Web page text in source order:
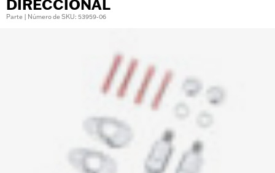
DIRECCIONAL
Parte | Número de SKU: 53959-06